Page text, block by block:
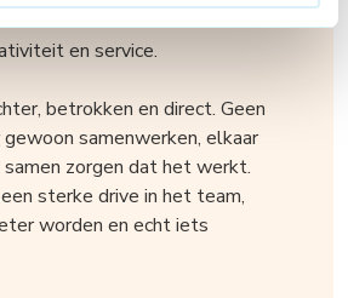
Hier draait het echt om
en service.
betrokken en direct. Geen
gewoon samenwerken, elkaar
samen zorgen dat het werkt.
sterke drive in het team,
worden en echt iets